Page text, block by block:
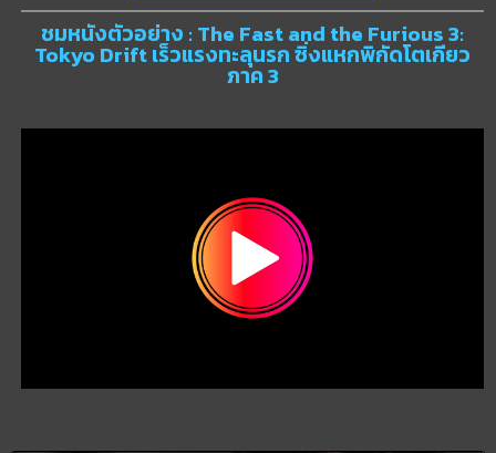
ชมหนังตัวอย่าง : The Fast and the Furious 3:
Tokyo Drift เร็วแรงทะลุนรก ซิ่งแหกพิกัดโตเกียว
ภาค 3